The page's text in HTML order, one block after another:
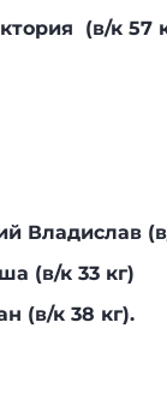
(в/к 57
Владислав
Айша (в/к
(в/к